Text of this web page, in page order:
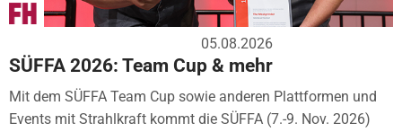
05.08.2026
SÜFFA 2026: Team Cup & mehr
Mit dem SÜFFA Team Cup sowie anderen Plattformen und
Events mit Strahlkraft kommt die SÜFFA (7.-9. Nov. 2026)